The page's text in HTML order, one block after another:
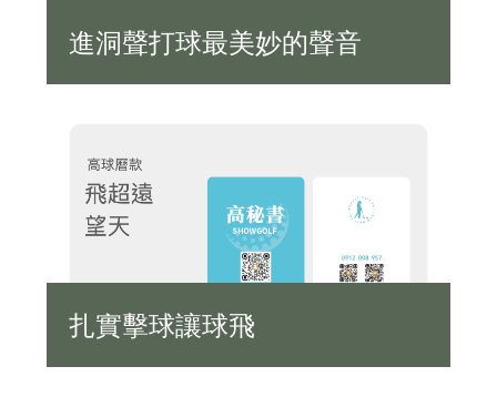
進洞聲打球最美妙的聲音
扎實擊球讓球飛